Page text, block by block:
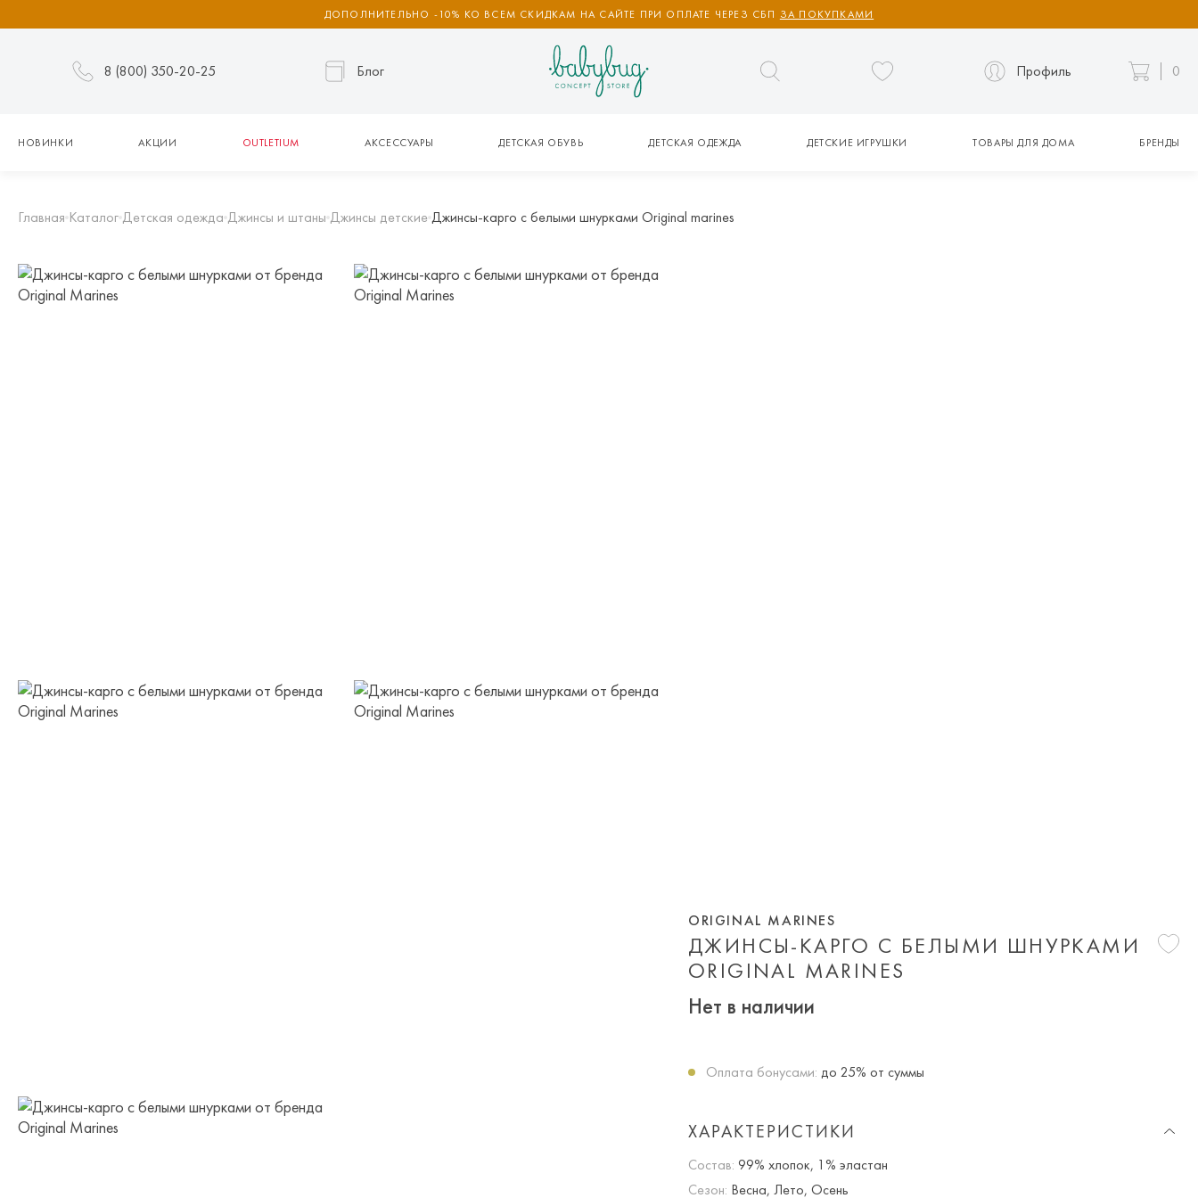
ДОПОЛНИТЕЛЬНО -10% КО ВСЕМ СКИДКАМ НА САЙТЕ ПРИ ОПЛАТЕ ЧЕРЕЗ СБП ЗА ПОКУПКАМИ
8 (800) 350-20-25 Блог Профиль 0
НОВИНКИ АКЦИИ OUTLETIUM АКСЕССУАРЫ ДЕТСКАЯ ОБУВЬ ДЕТСКАЯ ОДЕЖДА ДЕТСКИЕ ИГРУШКИ ТОВАРЫ ДЛЯ ДОМА БРЕНДЫ
Главная Каталог Детская одежда Джинсы и штаны Джинсы детские Джинсы-карго с белыми шнурками Original marines
ДЖИНСЫ-КАРГО С БЕЛЫМИ ШНУРКАМИ
ORIGINAL MARINES
ORIGINAL MARINES
Нет в наличии
Оплата бонусами: до 25% от суммы
ХАРАКТЕРИСТИКИ
Состав: 99% хлопок, 1% эластан
Сезон: Весна, Лето, Осень